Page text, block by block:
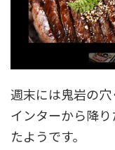
週末には鬼岩の
インターから降
たようです。